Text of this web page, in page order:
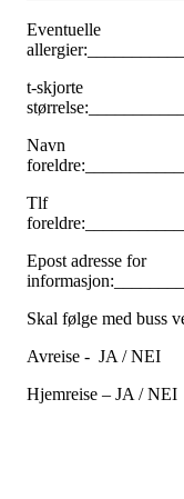
Eventuelle
t-skjorte
Navn
Tlf
Epost adresse for
Skal følge med buss
Avreise - JA / NEI
Hjemreise – JA / NEI